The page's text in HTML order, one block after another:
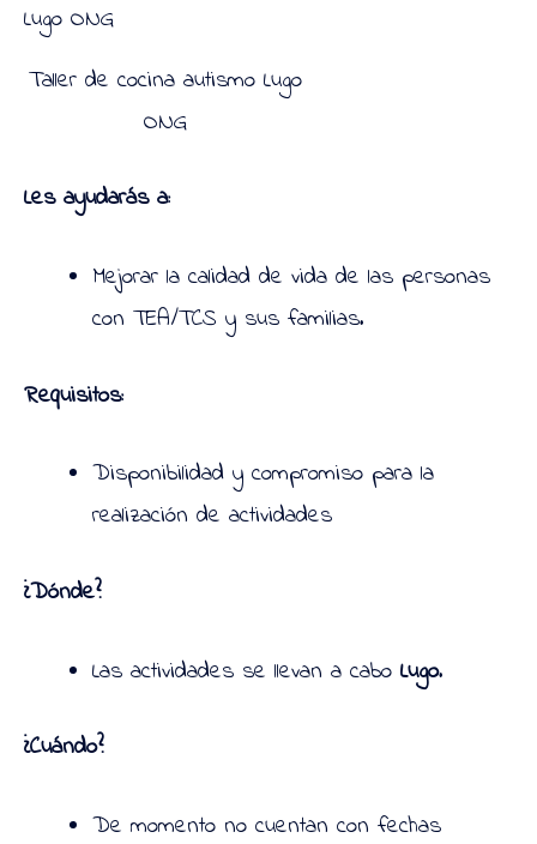
Taller de cocina autismo Lugo
ONG
Les ayudarás a:
Mejorar la calidad de vida de las personas
con TEA/TCS y sus familias.
Requisitos:
Disponibilidad y compromiso para la
realización de actividades
¿Dónde?
Las actividades se llevan a caboLugo.
¿Cuándo?
De momento no cuentan con fechas